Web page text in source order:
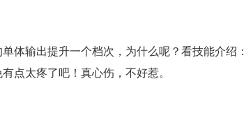
体输出提升一个档次，为什么呢？看技能介绍：
有点太疼了吧！真心伤，不好惹。